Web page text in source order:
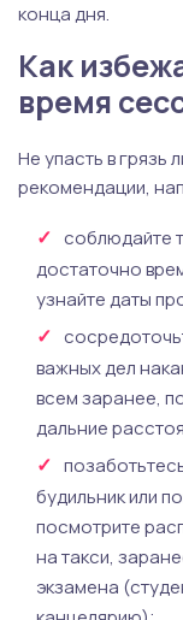
конца дня.
Как
время
Не упасть в грязь
рекомендации,
соблюдайте
достаточно
узнайте даты
важных дел
всем заранее,
дальние
будильник или
посмотрите
на такси,
экзамена